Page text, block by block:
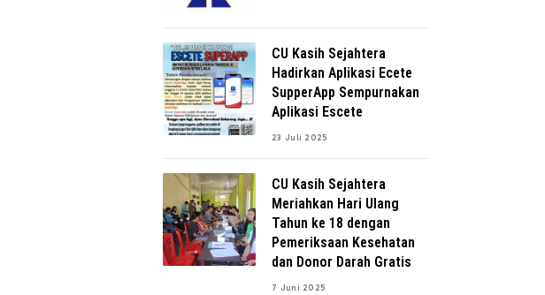
CU Kasih Sejahtera
Hadirkan Aplikasi Ecete
SupperApp Sempurnakan
Aplikasi Escete
23 Juli 2025
CU Kasih Sejahtera
Meriahkan Hari Ulang
Tahun ke 18 dengan
Pemeriksaan Kesehatan
dan Donor Darah Gratis
7 Juni 2025